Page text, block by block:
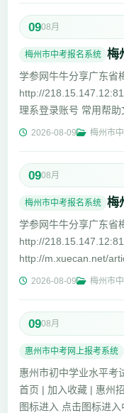
0908月
梅州市中考报名系统
学参网牛牛分享广东省
http://
理系登录账号 常用帮助
http://m.xuecan.net/
2026-08-09 梅州市
0908月
梅州市中考报名系统
学参网牛牛分享广东省
http://
http://m.xuecan.net/
州市...2026-08-09 梅州市
0908月
惠州市中考网上报考系统
惠州市初中学业水平考
首页 | 加入收藏 | 惠州
图标进入 点击图标进入